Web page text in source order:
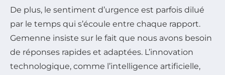
De plus, le sentiment d’urgence est parfois dilué
par le temps qui s’écoule entre chaque rapport.
Gemenne insiste sur le fait que nous avons besoin
de réponses rapides et adaptées. L’innovation
technologique, comme l’intelligence artificielle,